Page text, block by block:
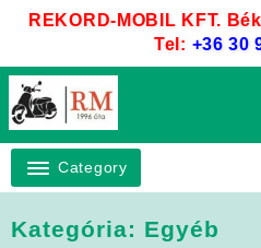
REKORD-MOBIL KFT.
Tel: +36 30
Category
Kategória: Egyéb